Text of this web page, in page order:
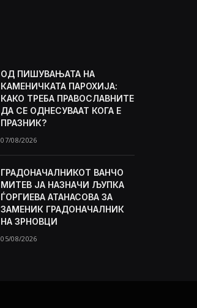
ОД ПИШУВАЊАТА НА
КАМЕНИЧКАТА ПАРОХИЈА:
КАКО ТРЕБА ПРАВОСЛАВНИТЕ
ДА СЕ ОДНЕСУВААТ КОГА Е
ПРАЗНИК?
07/08/2026
ГРАДОНАЧАЛНИКОТ ВАНЧО
МИТЕВ ЈА НАЗНАЧИ ЉУПКА
ЃОРГИЕВА АТАНАСОВА ЗА
ЗАМЕНИК ГРАДОНАЧАЛНИК
НА ЗРНОВЦИ
05/08/2026